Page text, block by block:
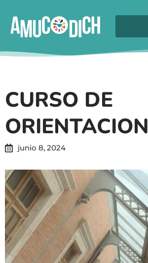
CURSO DE
ORIENTACION
junio 8, 2024